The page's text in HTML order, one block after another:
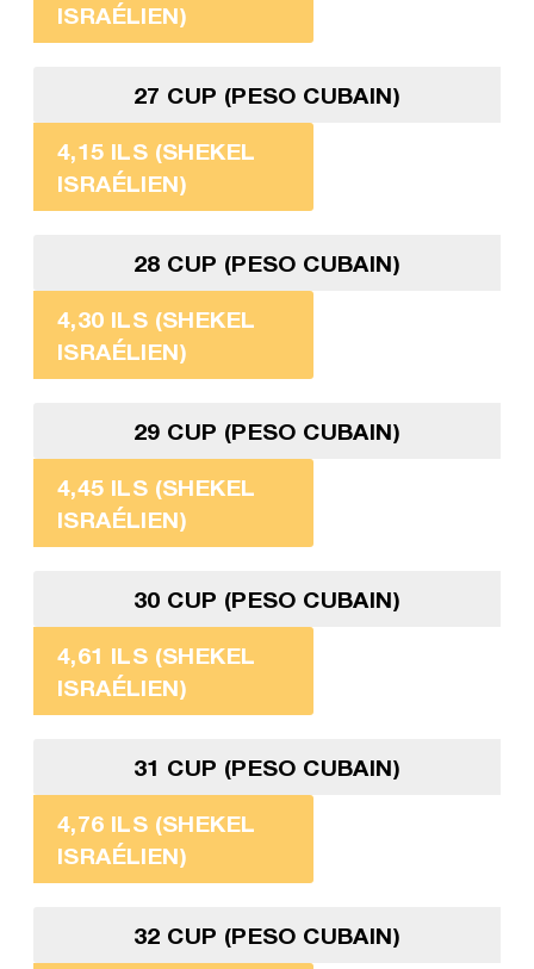
ISRAÉLIEN)
27 CUP (PESO CUBAIN)
4,15 ILS (SHEKEL
ISRAÉLIEN)
28 CUP (PESO CUBAIN)
4,30 ILS (SHEKEL
ISRAÉLIEN)
29 CUP (PESO CUBAIN)
4,45 ILS (SHEKEL
ISRAÉLIEN)
30 CUP (PESO CUBAIN)
4,61 ILS (SHEKEL
ISRAÉLIEN)
31 CUP (PESO CUBAIN)
4,76 ILS (SHEKEL
ISRAÉLIEN)
32 CUP (PESO CUBAIN)